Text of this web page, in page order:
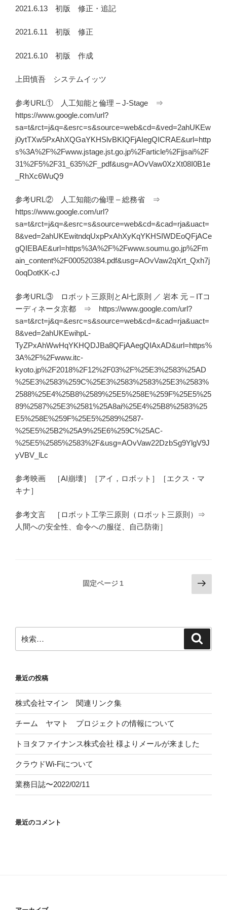
2021.6.13 初版 修正・追記
2021.6.11 初版 修正
2021.6.10 初版 作成
上田慎吾 システムイッツ
参考URL① 人工知能と倫理 – J-Stage ⇒
https://www.google.com/url?
sa=t&rct=j&q=&esrc=s&source=web&cd=&ved=2ahUKEw
j0ytTXw5PxAhXQGaYKHSlvBKIQFjAIegQICRAE&url=http
s%3A%2F%2Fwww.jstage.jst.go.jp%2Farticle%2Fjjsai%2F
31%2F5%2F31_635%2F_pdf&usg=AOvVaw0XzXt08I0B1e
_RhXc6WuQ9
参考URL② 人工知能の倫理 – 総務省 ⇒
https://www.google.com/url?
sa=t&rct=j&q=&esrc=s&source=web&cd=&cad=rja&uact=
8&ved=2ahUKEwitndqUxpPxAhXyKqYKHSIWDEoQFjACe
gQIEBAE&url=https%3A%2F%2Fwww.soumu.go.jp%2Fm
ain_content%2F000520384.pdf&usg=AOvVaw2qXrt_Qxh7j
0oqDotKK-cJ
参考URL③ ロボット三原則とAI七原則 ／ 岩本 元 – ITコ
ーディネータ京都 ⇒ https://www.google.com/url?
sa=t&rct=j&q=&esrc=s&source=web&cd=&cad=rja&uact=
8&ved=2ahUKEwihpL-
TyZPxAhWwHqYKHQDJBa8QFjAAegQIAxAD&url=https%
3A%2F%2Fwww.itc-
kyoto.jp%2F2018%2F12%2F03%2F%25E3%2583%25AD
%25E3%2583%259C%25E3%2583%2583%25E3%2583%
2588%25E4%25B8%2589%25E5%258E%259F%25E5%25
89%2587%25E3%2581%25A8ai%25E4%25B8%2583%25
E5%258E%259F%25E5%2589%2587-
%25E5%25B2%25A9%25E6%259C%25AC-
%25E5%2585%2583%2F&usg=AOvVaw22DzbSg9YlgV9J
yVBV_lLc
参考映画 ［AI崩壊］［アイ，ロボット］［エクス・マ
キナ］
参考文言 ［ロボット工学三原則（ロボット三原則）⇒
人間への安全性、命令への服従、自己防衛］
ー
ジ
り
固定ページ 1
次
の
ジ
索:
最近の投稿
株式会社マイン 関連リンク集
チーム ヤマト プロジェクトの情報について
トヨタファイナンス株式会社 様よりメールが来ました
クラウドWi-Fiについて
業務日誌〜2022/02/11
最近のコメント